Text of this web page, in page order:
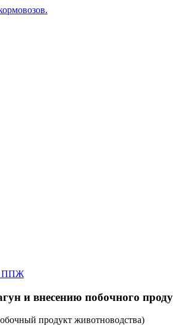
ППЖ
и внесению побочного
продукт животноводства)